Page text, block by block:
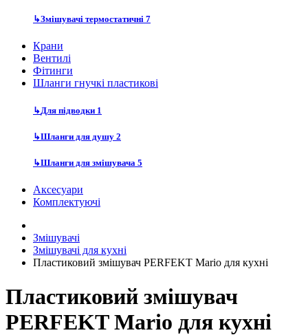
↳Змішувачі термостатичні 7
Крани
Вентилі
Фітинги
Шланги гнучкі пластикові
↳Для підводки 1
↳Шланги для душу 2
↳Шланги для змішувача 5
Аксесуари
Комплектуючі
Змішувачі
Змішувачі для кухні
Пластиковий змішувач PERFEKT Mario для кухні
Пластиковий змішувач
PERFEKT Mario для кухні